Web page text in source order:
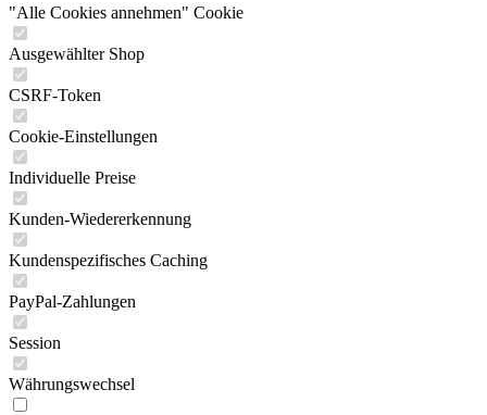
"Alle Cookies annehmen" Cookie
Ausgewählter Shop
CSRF-Token
Cookie-Einstellungen
Individuelle Preise
Kunden-Wiedererkennung
Kundenspezifisches Caching
PayPal-Zahlungen
Session
Währungswechsel